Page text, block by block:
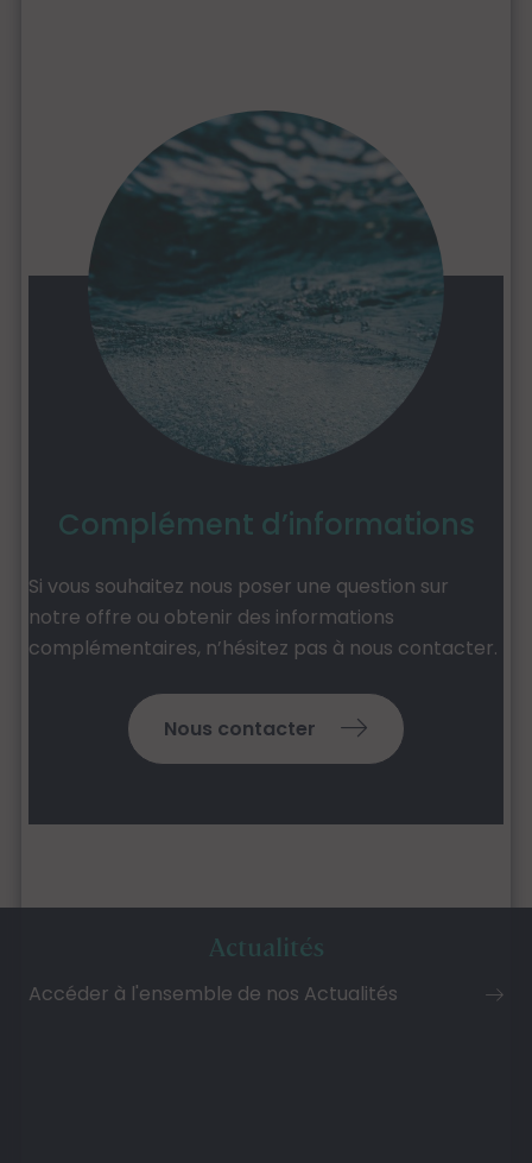
Complément d’informations
Si vous souhaitez nous poser une question sur
notre offre ou obtenir des informations
complémentaires, n’hésitez pas à nous contacter.
Nous contacter
Actualités
Accéder à l'ensemble de nos Actualités